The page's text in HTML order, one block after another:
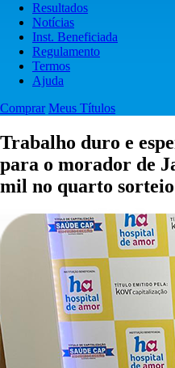
Resultados
Notícias
Inst. Beneficiada
Regulamento
Termos
Ajuda
Comprar Meus Títulos
Trabalho duro e
para o morador de
mil no quarto sorteio